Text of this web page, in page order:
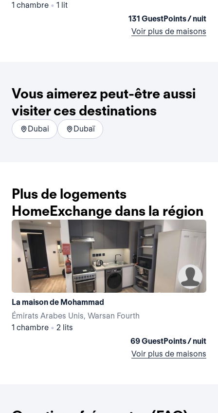
1 chambre • 1 lit
131 GuestPoints / nuit
Voir plus de maisons
Vous aimerez peut-être aussi
visiter ces destinations
Dubai Dubaï
Plus de logements
HomeExchange dans la région
La maison de Mohammad
Émirats Arabes Unis, Warsan Fourth
1 chambre • 2 lits
69 GuestPoints / nuit
Voir plus de maisons